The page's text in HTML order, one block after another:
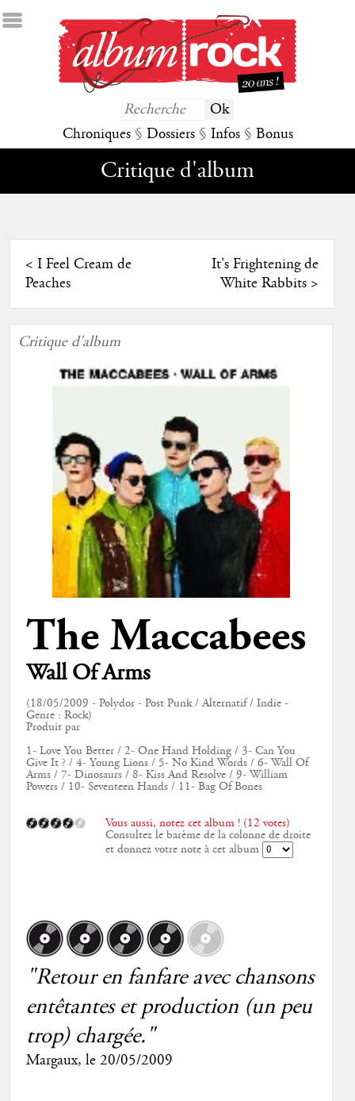
Chroniques § Dossiers § Infos § Bonus
Critique d'album
< I Feel Cream de
Peaches
It's Frightening de
White Rabbits>
Critique d'album
The Maccabees
Wall Of Arms
(18/05/2009 - Polydor - Post Punk / Alternatif / Indie -
Genre : Rock)
Produit par
1- Love You Better / 2- One Hand Holding / 3- Can You
Give It ? / 4- Young Lions / 5- No Kind Words / 6- Wall Of
Arms / 7- Dinosaurs / 8- Kiss And Resolve / 9- William
Powers / 10- Seventeen Hands / 11- Bag Of Bones
Vous aussi, notez cet album ! (12 votes)
Consultez le barème de la colonne de droite
et donnez votre note à cet album
"Retour en fanfare avec chansons
entêtantes et production (un peu
trop) chargée."
Margaux, le 20/05/2009